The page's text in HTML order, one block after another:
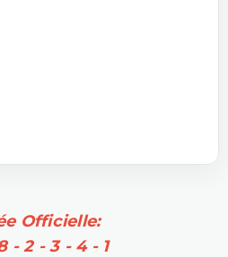
Officielle:
- 2 - 3 - 4 - 1